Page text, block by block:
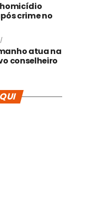
crime no
atua na
conselheiro